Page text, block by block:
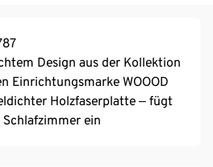
Design aus der Kollektion
Einrichtungsmarke WOOOD
Holzfaserplatte ‒ fügt
ein